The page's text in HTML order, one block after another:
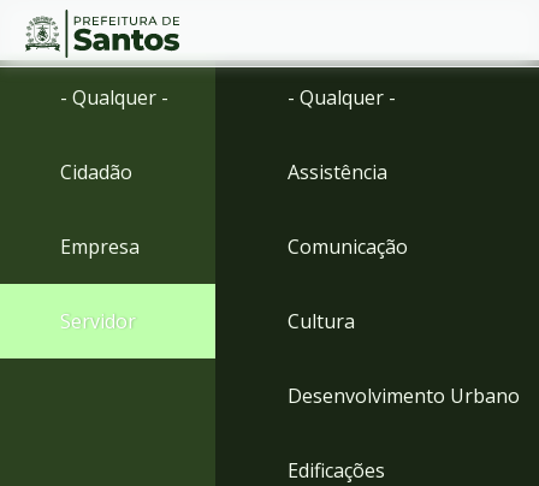
Ir
menu
para
Conteúdo
- Qualquer -
Cidadão
Empresa
Servidor
- Qualquer -
Assistência
Comunicação
Cultura
Desenvolvimento Urbano
Edificações